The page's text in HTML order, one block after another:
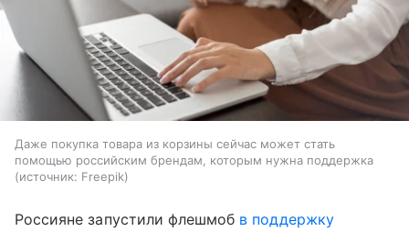
Даже покупка товара из корзины сейчас может стать
помощью российским брендам, которым нужна поддержка
источник: Freepik
Россияне запустили флешмоб в поддержку